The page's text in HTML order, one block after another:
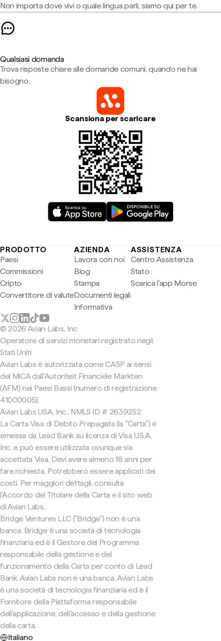
Non importa dove vivi o quale lingua parli, siamo qui per te.
Qualsiasi domanda
Trova risposte chiare alle domande comuni, quando ne hai
bisogno.
Scansiona per scaricare
PRODOTTO
Paesi
Commissioni
Cripto
Convertitore di valute
AZIENDA
Lavora con noi
Blog
Stampa
Documenti legali
Informativa
ASSISTENZA
Centro Assistenza
Stato
Scarica l'app Morse
© 2026 Avian Labs, Inc
Operatore di servizi monetari registrato negli
Stati Uniti
Avian Labs è autorizzata come CASP ai sensi
del MiCA dall'Autoriteit Financiële Markten
(AFM) nei Paesi Bassi (numero di registrazione
41000005).
Avian Labs USA, Inc., NMLS ID # 2639252
La Carta Visa di Debito Prepagata (la "Carta") è
emessa da Lead Bank su licenza di Visa U.S.A.
Inc. e può essere utilizzata ovunque sia
accettata Visa. Devi avere almeno 18 anni per
fare richiesta. Potrebbero essere applicati dei
costi. Per maggiori dettagli, consulta
l'Accordo del Titolare della Carta e il sito web
di Avian Labs.
Bridge Ventures LLC ("Bridge") non è una
banca. Bridge è una società di tecnologia
finanziaria ed è il Gestore del Programma
responsabile della gestione e del
funzionamento della Carta per conto di Lead
Bank. Avian Labs non è una banca. Avian Labs
è una società di tecnologia finanziaria ed è il
Fornitore della Piattaforma responsabile
dell'applicazione, dell'accesso e della gestione
della carta.
Italiano